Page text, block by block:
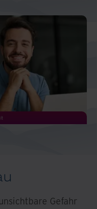
Gefahr